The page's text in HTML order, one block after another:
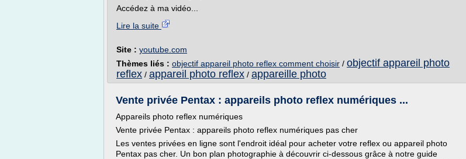
Accédez à ma vidéo...
Lire la suite
Site : youtube.com
Thèmes liés : objectif appareil photo reflex comment choisir / objectif appareil photo
reflex / appareil photo reflex / appareille photo
Vente privée Pentax : appareils photo reflex numériques ...
Appareils photo reflex numériques
Vente privée Pentax : appareils photo reflex numériques pas cher
Les ventes privées en ligne sont l'endroit idéal pour acheter votre reflex ou appareil photo
Pentax pas cher. Un bon plan photographie à découvrir ci-dessous grâce à notre guide